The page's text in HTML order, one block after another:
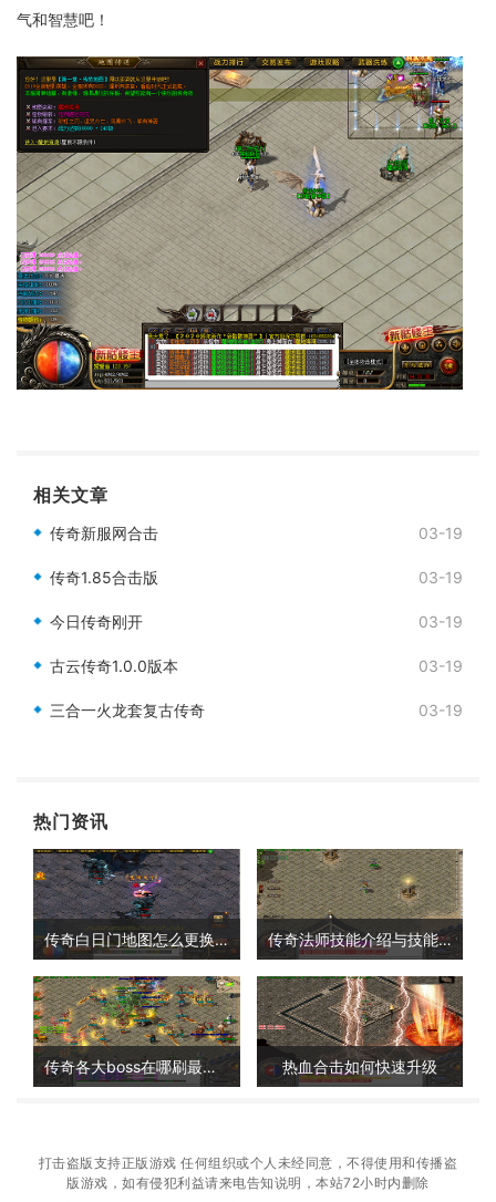
气和智慧吧！
相关文章
传奇新服网合击 03-19
传奇1.85合击版 03-19
今日传奇刚开 03-19
古云传奇1.0.0版本 03-19
三合一火龙套复古传奇 03-19
热门资讯
传奇白日门地图怎么更换视角 传奇法师技能介绍与技能搭配详解
传奇各大boss在哪刷最快的 热血合击如何快速升级
打击盗版支持正版游戏 任何组织或个人未经同意，不得使用和传播盗
版游戏，如有侵犯利益请来电告知说明，本站72小时内删除